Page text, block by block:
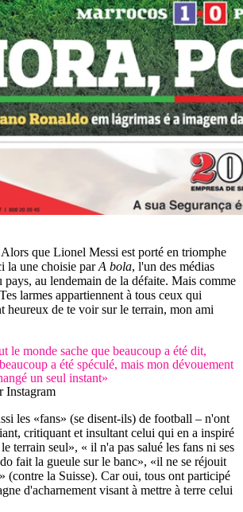
Alors que Lionel Messi est porté en triomphe
la une choisie parA bola, l'un des médias
au lendemain de la défaite. Mais comme
larmes appartiennent à tous ceux qui
heureux de te voir sur le terrain, mon ami
le monde sache que beaucoup a été dit,
a été spéculé, mais mon dévouement
un seul instant»
Instagram
les «fans» (se disent-ils) de football – n'ont
critiquant et insultant celui qui en a inspiré
terrain seul», « il n'a pas salué les fans ni ses
fait la gueule sur le banc», «il ne se réjouit
(contre la Suisse). Car oui, tous ont participé
d'acharnement visant à mettre à terre celui